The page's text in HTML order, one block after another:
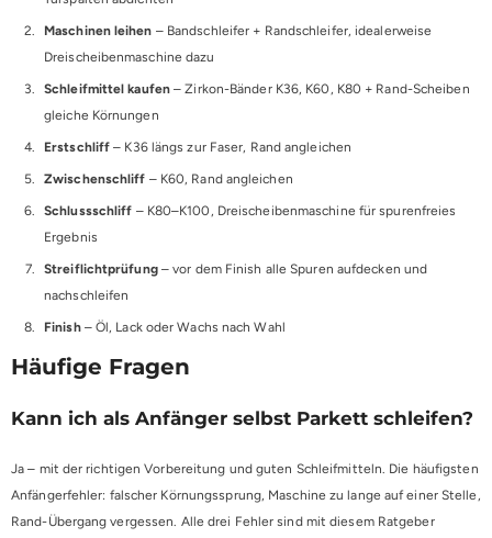
Maschinen leihen – Bandschleifer + Randschleifer, idealerweise
Dreischeibenmaschine dazu
Schleifmittel kaufen – Zirkon-Bänder K36, K60, K80 + Rand-Scheiben
gleiche Körnungen
Erstschliff – K36 längs zur Faser, Rand angleichen
Zwischenschliff – K60, Rand angleichen
Schlussschliff – K80–K100, Dreischeibenmaschine für spurenfreies
Ergebnis
Streiflichtprüfung– vor dem Finish alle Spuren aufdecken und
nachschleifen
Finish– Öl, Lack oder Wachs nach Wahl
Häufige Fragen
Kann ich als Anfänger selbst Parkett schleifen?
Ja – mit der richtigen Vorbereitung und guten Schleifmitteln. Die häufigsten
Anfängerfehler: falscher Körnungssprung, Maschine zu lange auf einer Stelle,
Rand-Übergang vergessen. Alle drei Fehler sind mit diesem Ratgeber